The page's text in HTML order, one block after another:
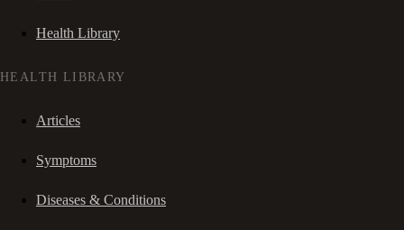
Health Library
HEALTH LIBRARY
Articles
Symptoms
Diseases & Conditions